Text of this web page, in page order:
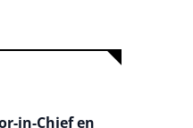
in-Chief en